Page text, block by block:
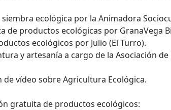
siembra ecológica por la Animadora
de productos ecológicas por GranaVega
ecológicos por Julio (El Turro).
y artesanía a cargo de la Asociación de
de vídeo sobre Agricultura Ecológica.
gratuita de productos ecológicos: